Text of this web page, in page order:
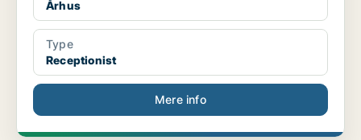
Århus
Type
Receptionist
Mere info